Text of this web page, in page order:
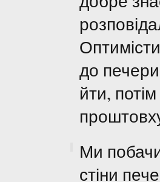
до
йти,
Ми
стіни